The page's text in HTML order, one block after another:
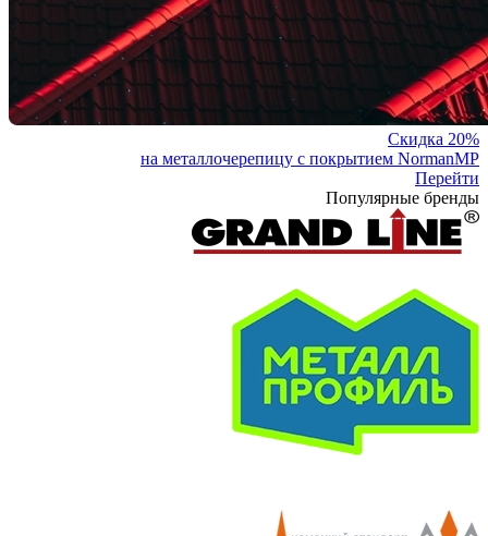
Скидка 20%
на металлочерепицу с покрытием NormanMP
Перейти
Популярные бренды